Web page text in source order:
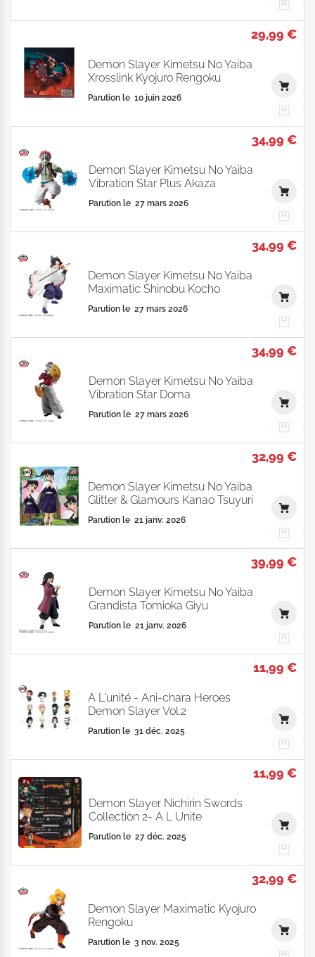
29,99 €
Demon Slayer Kimetsu No Yaiba
Xrosslink Kyojuro Rengoku
Parution le 10 juin 2026
34,99 €
Demon Slayer Kimetsu No Yaiba
Vibration Star Plus Akaza
Parution le 27 mars 2026
34,99 €
Demon Slayer Kimetsu No Yaiba
Maximatic Shinobu Kocho
Parution le 27 mars 2026
34,99 €
Demon Slayer Kimetsu No Yaiba
Vibration Star Doma
Parution le 27 mars 2026
32,99 €
Demon Slayer Kimetsu No Yaiba
Glitter & Glamours Kanao Tsuyuri
Parution le 21 janv. 2026
39,99 €
Demon Slayer Kimetsu No Yaiba
Grandista Tomioka Giyu
Parution le 21 janv. 2026
11,99 €
A L'unité - Ani-chara Heroes
Demon Slayer Vol.2
Parution le 31 déc. 2025
11,99 €
Demon Slayer Nichirin Swords
Collection 2- A L Unite
Parution le 27 déc. 2025
32,99 €
Demon Slayer Maximatic Kyojuro
Rengoku
Parution le 3 nov. 2025